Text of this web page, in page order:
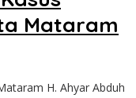
Mataram
H. Ahyar Abduh